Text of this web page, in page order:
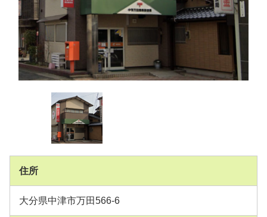
住所
大分県中津市万田566-6